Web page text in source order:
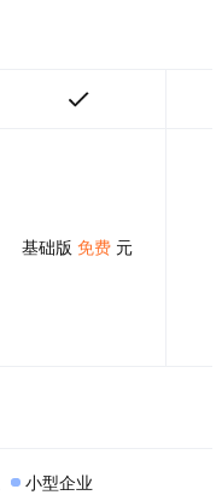
基础版免费 元
小型企业